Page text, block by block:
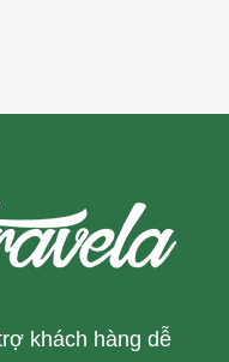
khách hàng dễ